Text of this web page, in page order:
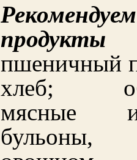
пшеничный
хлеб;
мясные